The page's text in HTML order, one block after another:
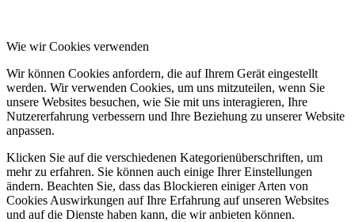
Wie wir Cookies verwenden
Wir können Cookies anfordern, die auf Ihrem Gerät eingestellt
werden. Wir verwenden Cookies, um uns mitzuteilen, wenn Sie
unsere Websites besuchen, wie Sie mit uns interagieren, Ihre
Nutzererfahrung verbessern und Ihre Beziehung zu unserer Website
anpassen.
Klicken Sie auf die verschiedenen Kategorienüberschriften, um
mehr zu erfahren. Sie können auch einige Ihrer Einstellungen
ändern. Beachten Sie, dass das Blockieren einiger Arten von
Cookies Auswirkungen auf Ihre Erfahrung auf unseren Websites
und auf die Dienste haben kann, die wir anbieten können.